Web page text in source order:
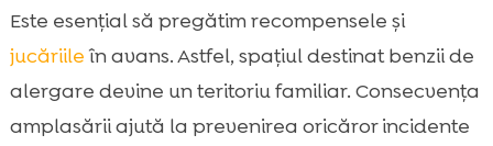
Este esențial să pregătim recompensele și
jucăriile în avans. Astfel, spațiul destinat benzii de
alergare devine un teritoriu familiar. Consecvența
amplasării ajută la prevenirea oricăror incidente